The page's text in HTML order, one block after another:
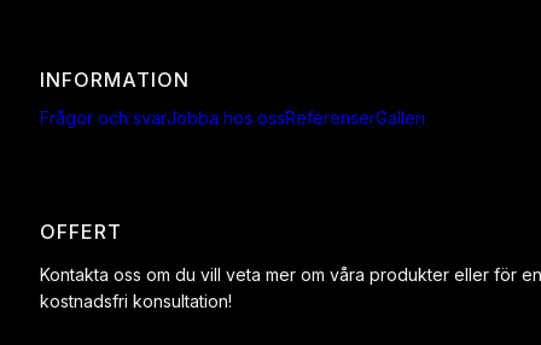
INFORMATION
Frågor och svarJobba hos ossReferenserGalleri
OFFERT
Kontakta oss om du vill veta mer om våra produkter eller för en
kostnadsfri konsultation!